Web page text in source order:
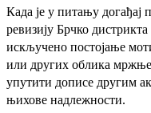
Када је у питању догађај
ревизију Брчко
искључено постојање
или других облика
упутити дописе другим
њихове надлежности.